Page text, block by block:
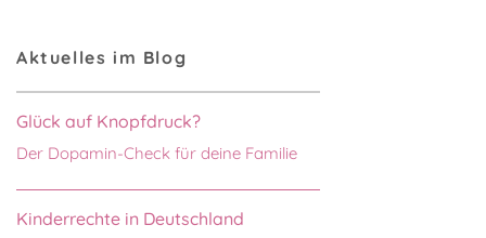
Aktuelles im Blog
Glück auf Knopfdruck?
Der Dopamin-Check für deine Familie
Kinderrechte in Deutschland